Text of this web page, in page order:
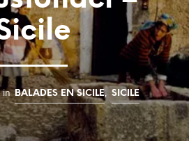
in BALADES EN SICILE, SICILE